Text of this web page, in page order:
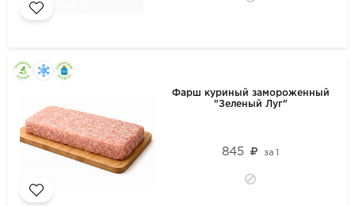
Фарш куриный замороженный
"Зеленый Луг"
845 за1